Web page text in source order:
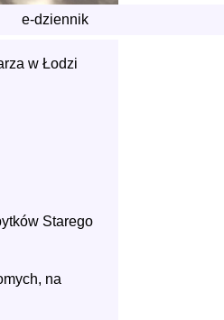
e-dziennik
w Łodzi
Starego
na